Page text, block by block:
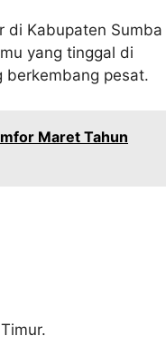
di Kabupaten Sumba
yang tinggal di
berkembang pesat.
Maret Tahun